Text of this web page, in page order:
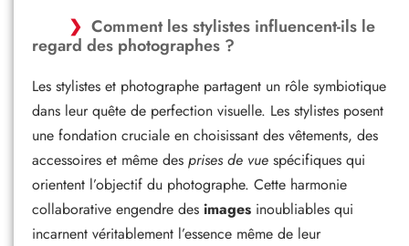
Comment les stylistes influencent-ils le
regard des photographes ?
Les stylistes et photographe partagent un rôle symbiotique
dans leur quête de perfection visuelle. Les stylistes posent
une fondation cruciale en choisissant des vêtements, des
accessoires et même des prises de vue spécifiques qui
orientent l’objectif du photographe. Cette harmonie
collaborative engendre des images inoubliables qui
incarnent véritablement l’essence même de leur